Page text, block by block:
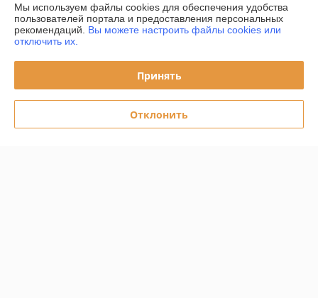
Покупатель
Отлично
Сделка подтверждена через корзину
Показать все отзывы
Мы используем файлы cookies для обеспечения удобства
пользователей портала и предоставления персональных
рекомендаций. Вы можете настроить файлы cookies или
отключить их.
Принять
Отклонить